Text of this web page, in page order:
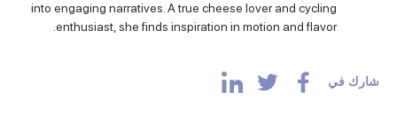
into engaging narratives. A true cheese lover and cycling
enthusiast, she finds inspiration in motion and flavor.
شارك في